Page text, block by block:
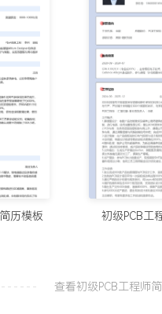
传感器等品类。
低XXX%。
提升至XXX%，减少下
。
纳。
历模板 初级PCB工
查看初级PCB工程师